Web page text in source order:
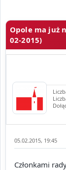
Opole ma już
02-2015)
05.02.2015, 19:45
Członkami